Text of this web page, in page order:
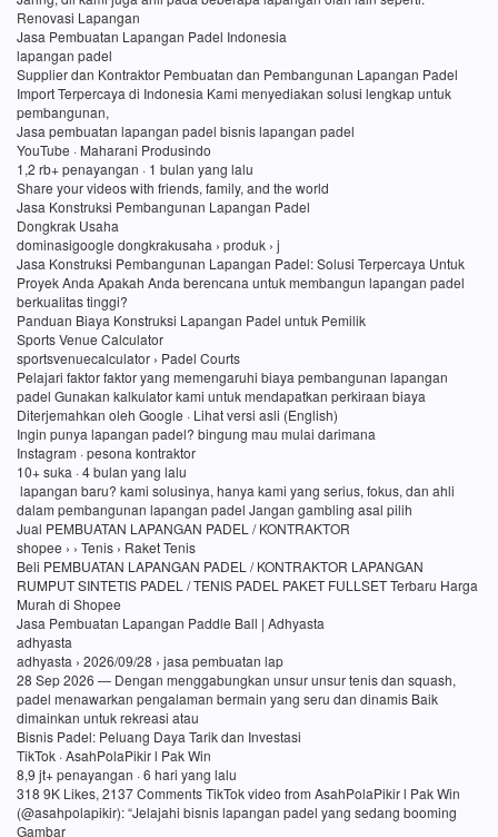
Renovasi Lapangan
Jasa Pembuatan Lapangan Padel Indonesia
lapangan padel
Supplier dan Kontraktor Pembuatan dan Pembangunan Lapangan Padel
Import Terpercaya di Indonesia Kami menyediakan solusi lengkap untuk
pembangunan,
Jasa pembuatan lapangan padel bisnis lapangan padel
YouTube · Maharani Produsindo
1,2 rb+ penayangan · 1 bulan yang lalu
Share your videos with friends, family, and the world
Jasa Konstruksi Pembangunan Lapangan Padel
Dongkrak Usaha
dominasigoogle dongkrakusaha › produk › j
Jasa Konstruksi Pembangunan Lapangan Padel: Solusi Terpercaya Untuk
Proyek Anda Apakah Anda berencana untuk membangun lapangan padel
berkualitas tinggi?
Panduan Biaya Konstruksi Lapangan Padel untuk Pemilik
Sports Venue Calculator
sportsvenuecalculator › Padel Courts
Pelajari faktor faktor yang memengaruhi biaya pembangunan lapangan
padel Gunakan kalkulator kami untuk mendapatkan perkiraan biaya
Diterjemahkan oleh Google · Lihat versi asli (English)
Ingin punya lapangan padel? bingung mau mulai darimana
Instagram · pesona kontraktor
10+ suka · 4 bulan yang lalu
lapangan baru? kami solusinya, hanya kami yang serius, fokus, dan ahli
dalam pembangunan lapangan padel Jangan gambling asal pilih
Jual PEMBUATAN LAPANGAN PADEL / KONTRAKTOR
shopee › › Tenis › Raket Tenis
Beli PEMBUATAN LAPANGAN PADEL / KONTRAKTOR LAPANGAN
RUMPUT SINTETIS PADEL / TENIS PADEL PAKET FULLSET Terbaru Harga
Murah di Shopee
Jasa Pembuatan Lapangan Paddle Ball | Adhyasta
adhyasta
adhyasta › 2026/09/28 › jasa pembuatan lap
28 Sep 2026 — Dengan menggabungkan unsur unsur tenis dan squash,
padel menawarkan pengalaman bermain yang seru dan dinamis Baik
dimainkan untuk rekreasi atau
Bisnis Padel: Peluang Daya Tarik dan Investasi
TikTok · AsahPolaPikir l Pak Win
8,9 jt+ penayangan · 6 hari yang lalu
318 9K Likes, 2137 Comments TikTok video from AsahPolaPikir l Pak Win
(@asahpolapikir): “Jelajahi bisnis lapangan padel yang sedang booming
Gambar